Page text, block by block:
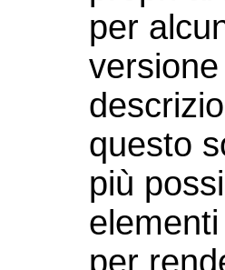
per
questo
più
per